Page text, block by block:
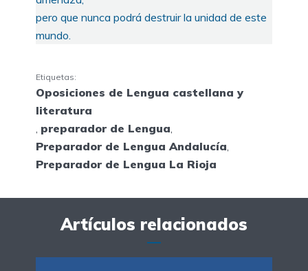
pero que nunca podrá destruir la unidad de este
mundo.
Etiquetas:
Oposiciones de Lengua castellana y
literatura
, preparador de Lengua,
Preparador de Lengua Andalucía,
Preparador de Lengua La Rioja
Artículos relacionados